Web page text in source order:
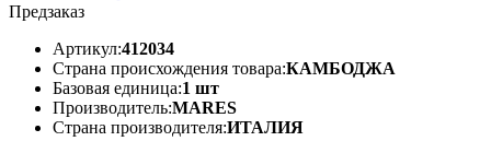
Предзаказ
Артикул:412034
Страна происхождения товара:КАМБОДЖА
Базовая единица:1 шт
Производитель:MARES
Страна производителя:ИТАЛИЯ